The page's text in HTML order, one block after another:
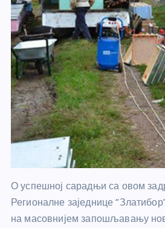
О успешној сарадњи са овом
Регионалне заједнице
на масовнијем запошљавању